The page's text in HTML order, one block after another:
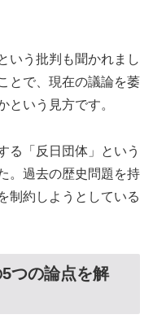
いう批判も聞かれまし
とで、現在の議論を萎
という見方です。
る「反日団体」という
。過去の歴史問題を持
制約しようとしている
つの論点を解